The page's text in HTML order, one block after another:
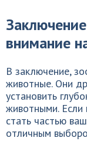
внимание
В заключение,
животные. Они
установить
животными. Если
стать частью
отличным